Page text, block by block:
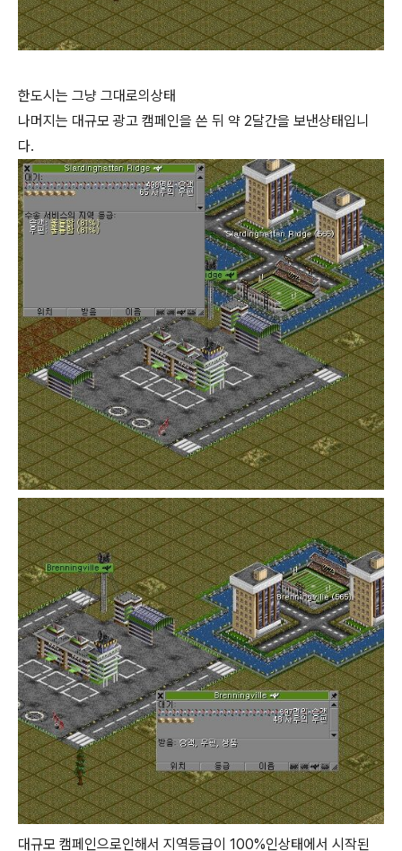
한도시는 그냥 그대로의상태
나머지는 대규모 광고 캠페인을 쓴 뒤 약 2달간을 보낸상태입니
다.
대규모 캠페인으로인해서 지역등급이 100%인상태에서 시작된